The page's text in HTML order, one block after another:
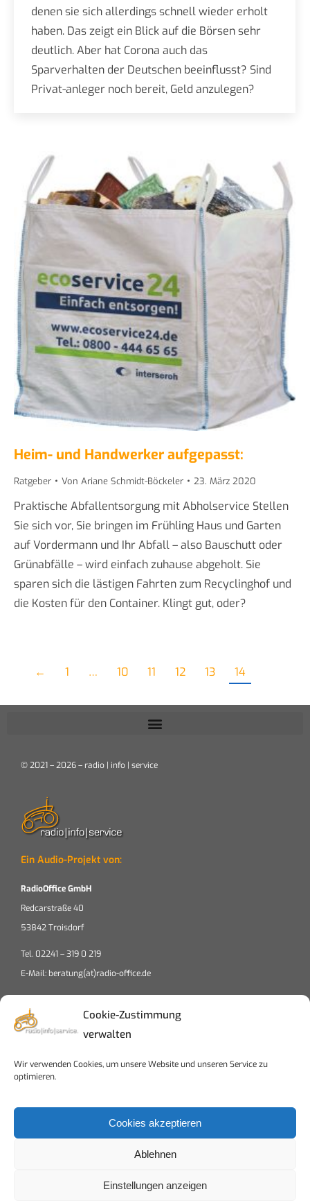
Cookie-Zustimmung
verwalten
Wir verwenden Cookies, um unsere Website und unseren Service zu
optimieren.
Cookies akzeptieren
Ablehnen
Einstellungen anzeigen
denen sie sich allerdings schnell wieder erholt
haben. Das zeigt ein Blick auf die Börsen sehr
deutlich. Aber hat Corona auch das
Sparverhalten der Deutschen beeinflusst? Sind
Privat-anleger noch bereit, Geld anzulegen?
Heim- und Handwerker aufgepasst:
Ratgeber Von Ariane Schmidt-Böckeler 23. März 2020
Praktische Abfallentsorgung mit Abholservice Stellen
Sie sich vor, Sie bringen im Frühling Haus und Garten
auf Vordermann und Ihr Abfall – also Bauschutt oder
Grünabfälle – wird einfach zuhause abgeholt. Sie
sparen sich die lästigen Fahrten zum Recyclinghof und
die Kosten für den Container. Klingt gut, oder?
← 1 … 10 11 12 13 14
© 2021 – 2026 – radio | info | service
Ein Audio-Projekt von:
RadioOffice GmbH
Redcarstraße 40
53842 Troisdorf
Tel. 02241 – 319 0 219
E-Mail: beratung(at)radio-office.de
Cookierichtlinien
Ich stimme zu